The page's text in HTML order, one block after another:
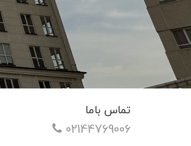
تماس باما
02144769006